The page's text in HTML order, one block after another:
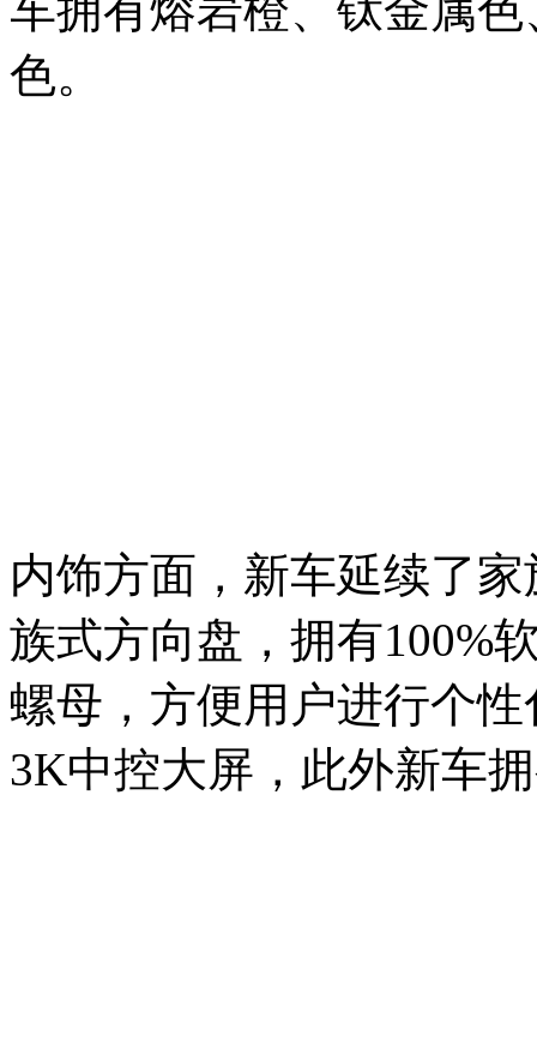
车拥有熔岩橙、钛金属
色。
内饰方面，新车延续了
族式方向盘，拥有100%
螺母，方便用户进行个
3K中控大屏，此外新车